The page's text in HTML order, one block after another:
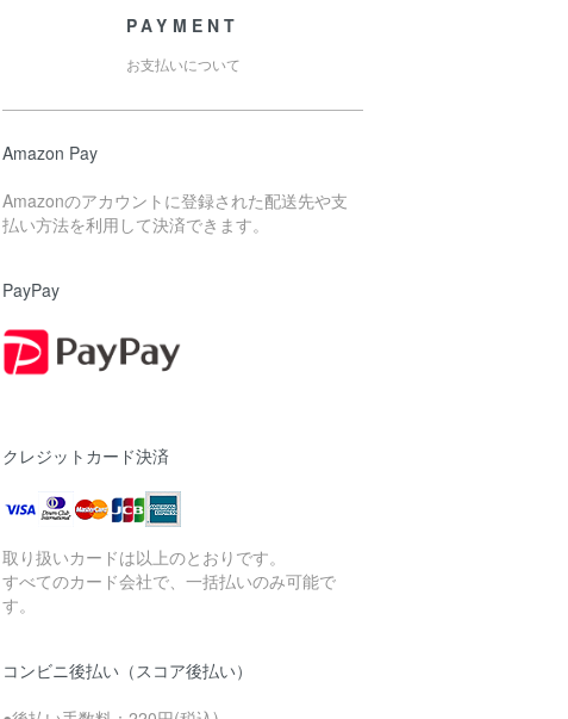
PAYMENT
お支払いについて
Amazon Pay
Amazonのアカウントに登録された配送先や支
払い方法を利用して決済できます。
PayPay
クレジットカード決済
取り扱いカードは以上のとおりです。
すべてのカード会社で、一括払いのみ可能で
す。
コンビニ後払い（スコア後払い）